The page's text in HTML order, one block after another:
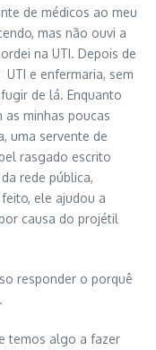
de médicos ao meu
mas não ouvi a
na UTI. Depois de
e enfermaria, sem
de lá. Enquanto
minhas poucas
uma servente de
rasgado escrito
rede pública,
ele ajudou a
causa do projétil
responder o porquê
temos algo a fazer